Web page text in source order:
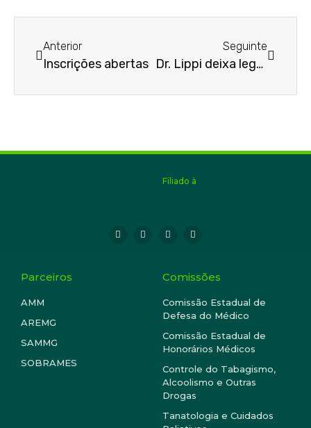
Anterior
Inscrições abertas
Seguinte
Dr. Lippi deixa legado
Filiado à
Parceiros
AMM
AREMG
SAMMG
SOBRAMES
Comissões
Comissão Estadual de
Defesa do Médico
Comissão Estadual de
Honorários Médicos
Controle do Tabagismo,
Alcoolismo e Outras
Drogas
Tanatologia e Cuidados